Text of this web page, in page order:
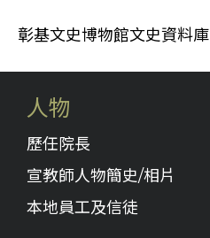
彰基文史博物館文史資料庫
人物
歷任院長
宣教師人物簡史/相片
本地員工及信徒